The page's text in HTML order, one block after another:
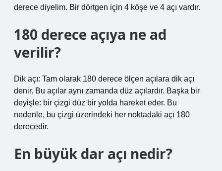
derece diyelim. Bir dörtgen için 4 köşe ve 4 açı vardır.
180 derece açıya ne ad
verilir?
Dik açı: Tam olarak 180 derece ölçen açılara dik açı
denir. Bu açılar aynı zamanda düz açılardır. Başka bir
deyişle: bir çizgi düz bir yolda hareket eder. Bu
nedenle, bu çizgi üzerindeki her noktadaki açı 180
derecedir.
En büyük dar açı nedir?